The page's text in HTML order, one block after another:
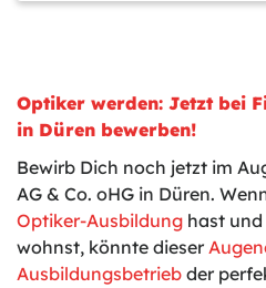
Optiker werden: Jetzt bei
in Düren bewerben!
Bewirb Dich noch jetzt im
AG & Co. oHG in Düren.
Optiker-Ausbildung hast
wohnst, könnte dieser
Ausbildungsbetrieb der